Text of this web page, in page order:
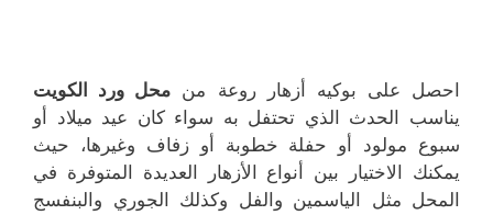
احصل على بوكيه أزهار روعة من محل ورد الكويت
يناسب الحدث الذي تحتفل به سواء كان عيد ميلاد أو
سبوع مولود أو حفلة خطوبة أو زفاف وغيرها، حيث
يمكنك الاختيار بين أنواع الأزهار العديدة المتوفرة في
المحل مثل الياسمين والفل وكذلك الجوري والبنفسج